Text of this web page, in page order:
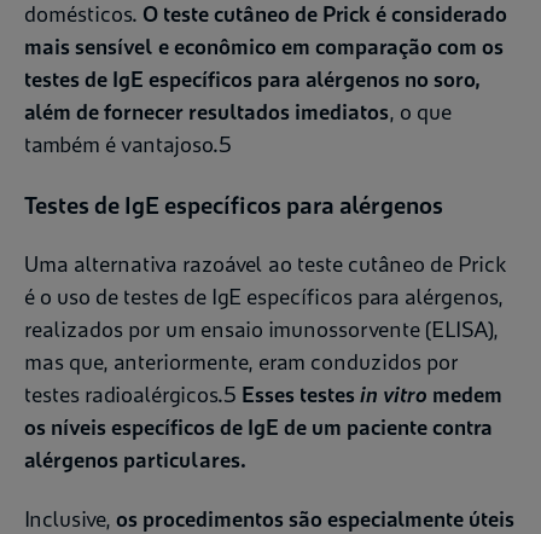
domésticos. O teste cutâneo de Prick é considerado
mais sensível e econômico em comparação com os
testes de IgE específicos para alérgenos no soro,
além de fornecer resultados imediatos, o que
também é vantajoso.5
Testes de IgE específicos para alérgenos
Uma alternativa razoável ao teste cutâneo de Prick
é o uso de testes de IgE específicos para alérgenos,
realizados por um ensaio imunossorvente (ELISA),
mas que, anteriormente, eram conduzidos por
testes radioalérgicos.5 Esses testesin vitro medem
os níveis específicos de IgE de um paciente contra
alérgenos particulares.
Inclusive, os procedimentos são especialmente úteis